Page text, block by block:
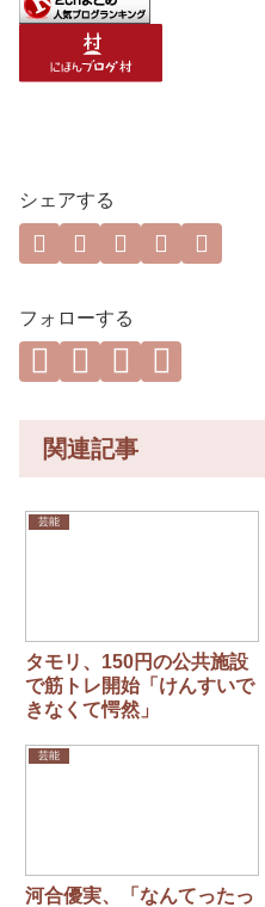
シェアする
フォローする
関連記事
芸能
タモリ、150円の公共施設
で筋トレ開始「けんすいで
きなくて愕然」
芸能
河合優実、「なんてったっ